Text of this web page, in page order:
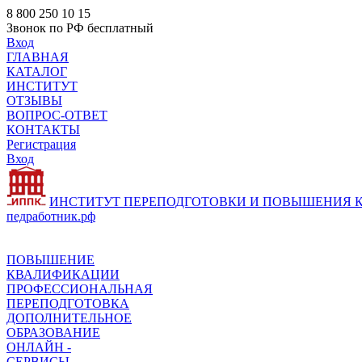
8 800 250 10 15
Звонок по РФ бесплатный
Вход
ГЛАВНАЯ
КАТАЛОГ
ИНСТИТУТ
ОТЗЫВЫ
ВОПРОС-ОТВЕТ
КОНТАКТЫ
Регистрация
Вход
ИНСТИТУТ ПЕРЕПОДГОТОВКИ И ПОВЫШЕНИЯ
педработник.рф
ПОВЫШЕНИЕ
КВАЛИФИКАЦИИ
ПРОФЕССИОНАЛЬНАЯ
ПЕРЕПОДГОТОВКА
ДОПОЛНИТЕЛЬНОЕ
ОБРАЗОВАНИЕ
ОНЛАЙН -